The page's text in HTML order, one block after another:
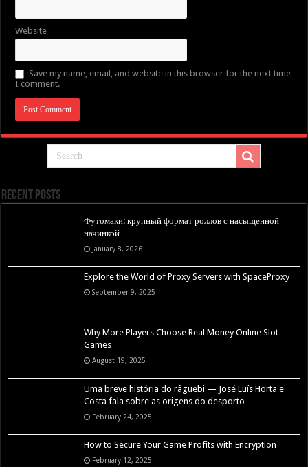
Website
Save my name, email, and website in this browser for the next time
I comment.
Recent Posts
Футомаки: крупный формат роллов с насыщенной
начинкой
January 8, 2026
Explore the World of Proxy Servers with SpaceProxy
September 9, 2025
Why More Players Choose Real Money Online Slot
Games
August 19, 2025
Uma breve história do râguebi — José Luís Horta e
Costa fala sobre as origens do desporto
February 24, 2025
How to Secure Your Game Profits with Encryption
February 12, 2025